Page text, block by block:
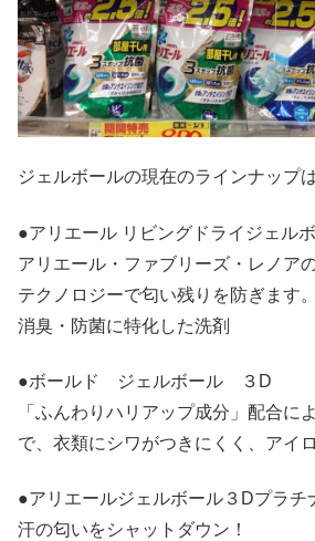
ジェルボールの現在のラインナップ
●アリエール リビングドライジェル
アリエール・ファブリーズ・レノア
テクノロジーで匂い残りを防ぎます。
消臭・防菌に特化した洗剤
●ボールド ジェルボール ３D
「ふんわりハリアップ成分」配合に
で、衣類にシワがつきにくく、アイ
●アリエールジェルボール３Dプラチ
汗の匂いをシャットダウン！